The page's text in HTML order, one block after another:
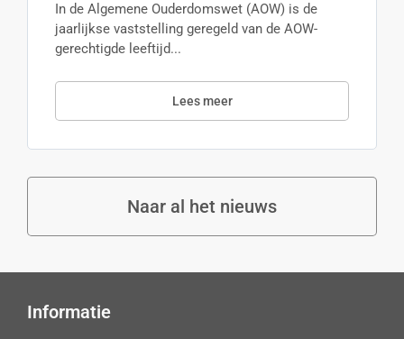
In de Algemene Ouderdomswet (AOW) is de
jaarlijkse vaststelling geregeld van de AOW-
gerechtigde leeftijd...
Lees meer
Naar al het nieuws
Informatie